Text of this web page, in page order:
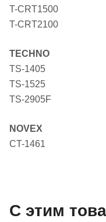
T-CRT1500
T-CRT2100
TECHNO
TS-1405
TS-1525
TS-2905F
NOVEX
CT-1461
С этим